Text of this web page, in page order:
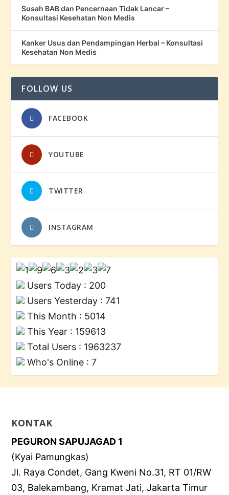
Susah BAB dan Pencernaan Tidak Lancar –
Konsultasi Kesehatan Non Medis
Kanker Usus dan Pendampingan Herbal – Konsultasi
Kesehatan Non Medis
FOLLOW US
FACEBOOK
YOUTUBE
TWITTER
INSTAGRAM
Users Today : 200
Users Yesterday : 741
This Month : 5014
This Year : 159613
Total Users : 1963237
Who's Online : 7
KONTAK
PEGURON SAPUJAGAD 1
(Kyai Pamungkas)
Jl. Raya Condet, Gang Kweni No.31, RT 01/RW
03, Balekambang, Kramat Jati, Jakarta Timur